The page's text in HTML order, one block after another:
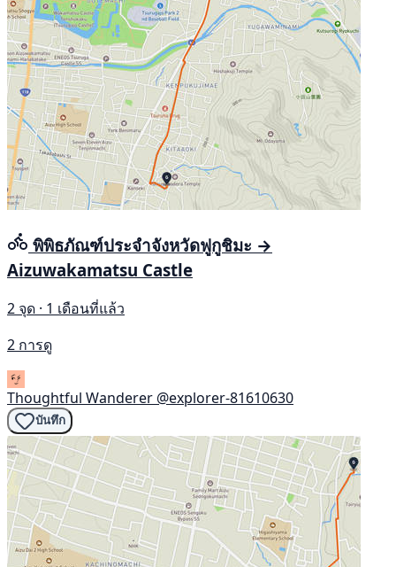
พิพิธภัณฑ์ประจำจังหวัดฟูกูชิมะ →
Aizuwakamatsu Castle
2 จุด · 1 เดือนที่แล้ว
2 การดู
Thoughtful Wanderer @explorer-81610630
บันทึก